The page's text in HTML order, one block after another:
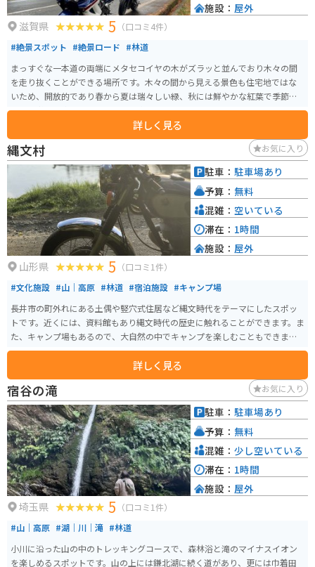
滋賀県 5 （口コミ4件）
#絶景スポット #絶景ロード #林道
まっすぐな一本道の両端にメタセコイヤの木がズラッと並んでおり木々の間
を走り抜くことができる場所です。木々の間から見える景色も住宅地ではな
いため、開放的であり春から夏は瑞々しい緑、秋には鮮やかな紅葉で季節に
よって彩りを変え、いつ行っても楽しませてくれます。
詳しく見る
施設： 屋外
縄文村 お気に入り
山形県 5 （口コミ1件）
#文化施設 #山｜高原 #林道 #宿泊施設 #キャンプ場
長井市の町外れにある土偶や竪穴式住居など縄文時代をテーマにしたスポッ
トです。近くには、資料館もあり縄文時代の歴史に触れることができます。ま
た、キャンプ場もあるので、大自然の中でキャンプを楽しむこともできま
す。
詳しく見る
駐車： 駐車場あり
予算： 無料
混雑： 空いている
滞在： 1時間
施設： 屋外
宿谷の滝 お気に入り
埼玉県 5 （口コミ1件）
#山｜高原 #湖｜川｜滝 #林道
小川に沿った山の中のトレッキングコースで、森林浴と滝のマイナスイオン
を楽しめるスポットです。山の上には鎌北湖に続く道があり、更には巾着田
駐車： 駐車場あり
予算： 無料
混雑： 少し空いている
滞在： 1時間
施設： 屋外